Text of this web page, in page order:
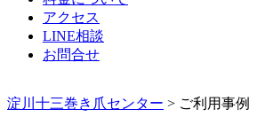
アクセス
LINE相談
お問合せ
淀川十三巻き爪センター > ご利用事例